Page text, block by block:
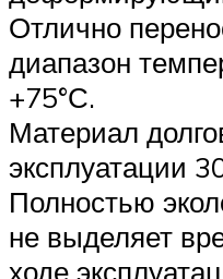
Отлично
диапазон
+75°С.
Материал
эксплуатации
Полностью
не выделяет
ходе